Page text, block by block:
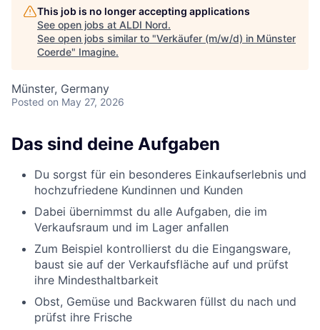
This job is no longer accepting applications
See open jobs at ALDI Nord.
See open jobs similar to "Verkäufer (m/w/d) in Münster
Coerde" Imagine.
Münster, Germany
Posted on May 27, 2026
Das sind deine Aufgaben
Du sorgst für ein besonderes Einkaufserlebnis und
hochzufriedene Kundinnen und Kunden
Dabei übernimmst du alle Aufgaben, die im
Verkaufsraum und im Lager anfallen
Zum Beispiel kontrollierst du die Eingangsware,
baust sie auf der Verkaufsfläche auf und prüfst
ihre Mindesthaltbarkeit
Obst, Gemüse und Backwaren füllst du nach und
prüfst ihre Frische